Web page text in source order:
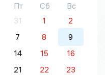
Пт Сб
Вс
31 1
2
7 8
9
14 15
16
21 22
23